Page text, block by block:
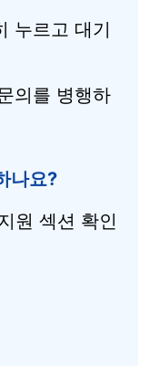
누르고 대기
의를 병행하
나요?
원 섹션 확인